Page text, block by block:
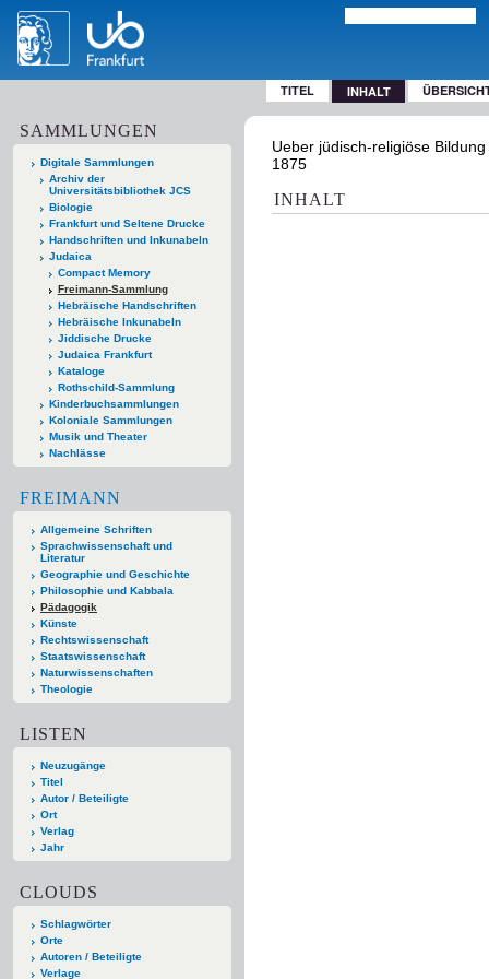
TITEL INHALT
SAMMLUNGEN
Digitale Sammlungen
Archiv der
Universitätsbibliothek JCS
Biologie
Frankfurt und Seltene Drucke
Handschriften und Inkunabeln
Judaica
Compact Memory
Freimann-Sammlung
Hebräische Handschriften
Hebräische Inkunabeln
Jiddische Drucke
Judaica Frankfurt
Kataloge
Rothschild-Sammlung
Kinderbuchsammlungen
Koloniale Sammlungen
Musik und Theater
Nachlässe
FREIMANN
Allgemeine Schriften
Sprachwissenschaft und
Literatur
Geographie und Geschichte
Philosophie und Kabbala
Pädagogik
Künste
Rechtswissenschaft
Staatswissenschaft
Naturwissenschaften
Theologie
LISTEN
Neuzugänge
Titel
Autor / Beteiligte
Ort
Verlag
Jahr
CLOUDS
Schlagwörter
Orte
Autoren / Beteiligte
Verlage
Ueber jüdisch-religiöse
1875
INHALT